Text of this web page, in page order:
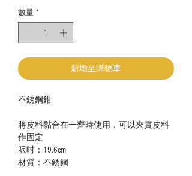
數量 *
新增至購物車
不銹鋼鉗
將皮料黏合在一齊時使用，可以夾實皮料
作固定
呎吋：19.6cm
材質：不銹鋼